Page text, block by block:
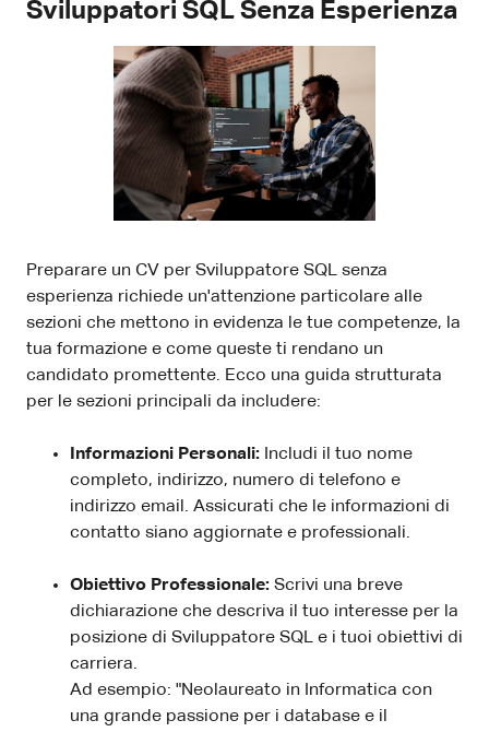
Sviluppatori SQL Senza Esperienza
Preparare un CV per Sviluppatore SQL senza
esperienza richiede un'attenzione particolare alle
sezioni che mettono in evidenza le tue competenze, la
tua formazione e come queste ti rendano un
candidato promettente. Ecco una guida strutturata
per le sezioni principali da includere:
Informazioni Personali: Includi il tuo nome
completo, indirizzo, numero di telefono e
indirizzo email. Assicurati che le informazioni di
contatto siano aggiornate e professionali.
Obiettivo Professionale: Scrivi una breve
dichiarazione che descriva il tuo interesse per la
posizione di Sviluppatore SQL e i tuoi obiettivi di
carriera.
Ad esempio: "Neolaureato in Informatica con
una grande passione per i database e il